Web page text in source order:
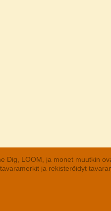
Dig, LOOM, ja monet muutkin
ja rekisteröidyt